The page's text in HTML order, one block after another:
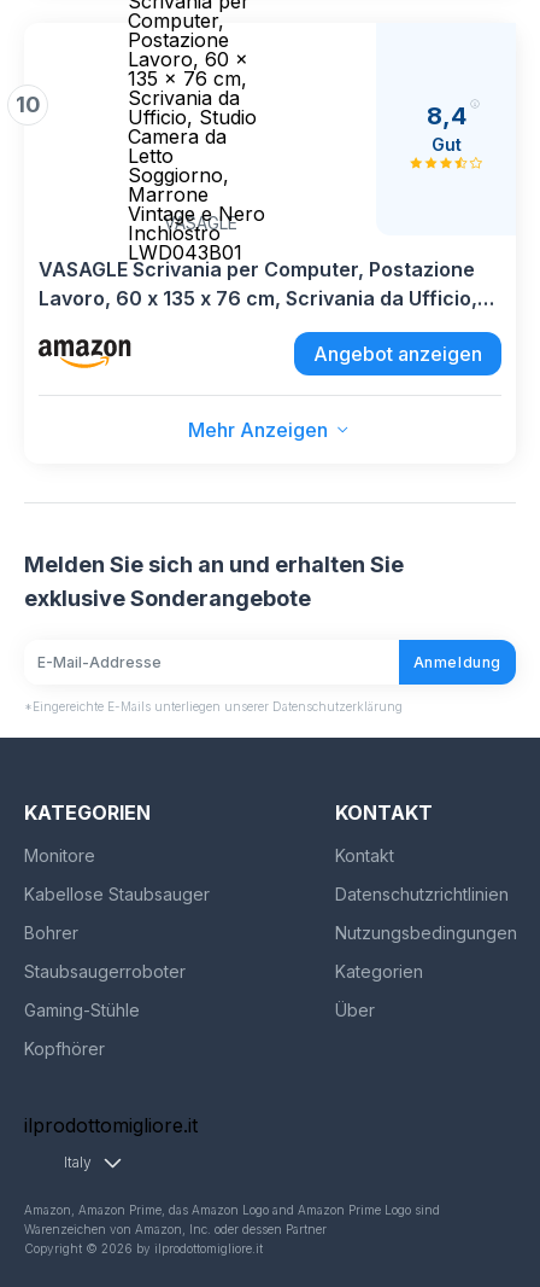
10
Computer,
Postazione
Lavoro, 60 x
135 x 76 cm,
Scrivania da
Ufficio, Studio
Camera da
Letto
Soggiorno,
Marrone
Vintage e Nero
Inchiostro
LWD043B01
VASAGLE
8,4
Gut
VASAGLE Scrivania per Computer, Postazione
Lavoro, 60 x 135 x 76 cm, Scrivania da Ufficio,
Studio Camera da Letto Soggiorno, Marrone
Vintage e Nero Inchiostro LWD043B01
Angebot anzeigen
Mehr Anzeigen
Melden Sie sich an und erhalten Sie
exklusive Sonderangebote
Anmeldung
*Eingereichte E-Mails unterliegen unserer Datenschutzerklärung
KATEGORIEN
Monitore
Kabellose Staubsauger
Bohrer
Staubsaugerroboter
Gaming-Stühle
Kopfhörer
KONTAKT
Kontakt
Datenschutzrichtlinien
Nutzungsbedingungen
Kategorien
Über
ilprodottomigliore.it
Italy
Amazon, Amazon Prime, das Amazon Logo and Amazon Prime Logo sind
Warenzeichen von Amazon, Inc. oder dessen Partner
Copyright © 2026 by ilprodottomigliore.it